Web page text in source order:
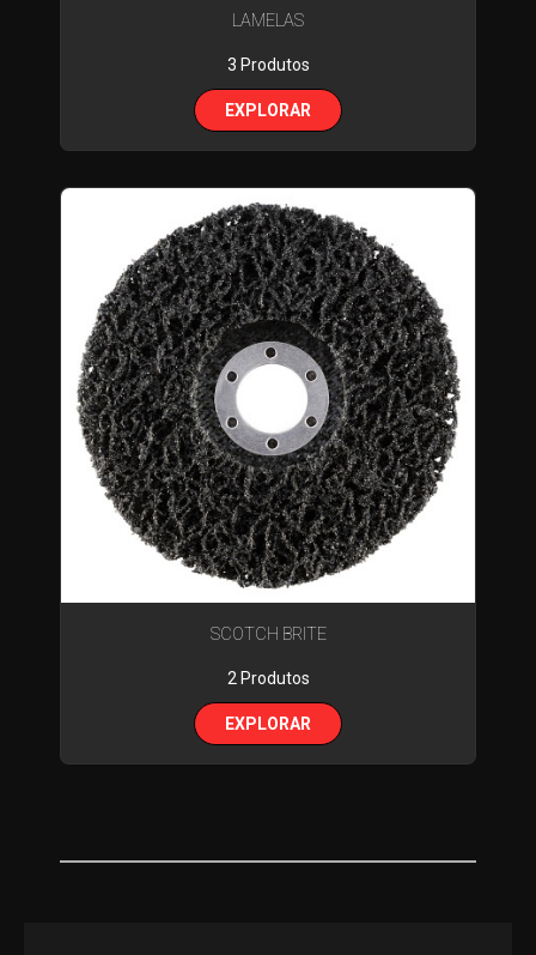
LAMELAS
3 Produtos
EXPLORAR
SCOTCH BRITE
2 Produtos
EXPLORAR